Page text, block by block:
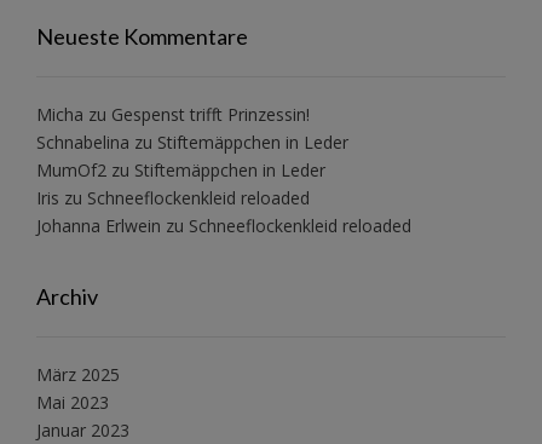
Neueste Kommentare
Micha zu Gespenst trifft Prinzessin!
Schnabelina zu Stiftemäppchen in Leder
MumOf2 zu Stiftemäppchen in Leder
Iris zu Schneeflockenkleid reloaded
Johanna Erlwein zu Schneeflockenkleid reloaded
Archiv
März 2025
Mai 2023
Januar 2023